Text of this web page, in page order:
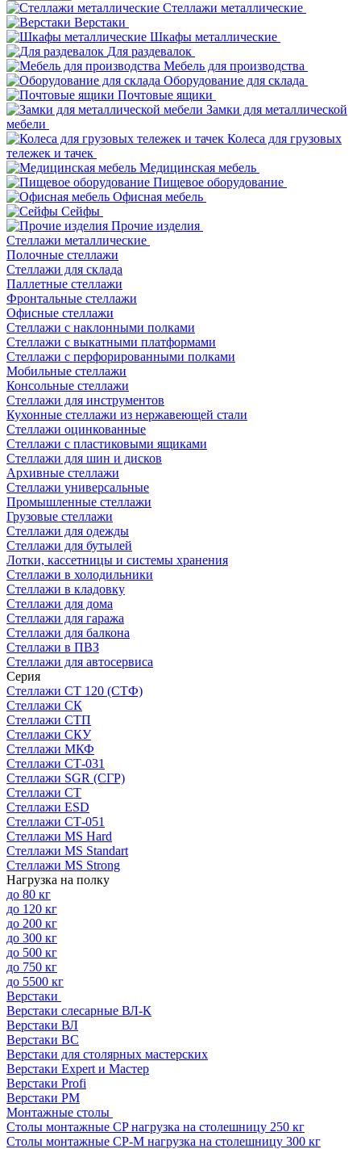
Стеллажи металлические
Верстаки
Шкафы металлические
Для раздевалок
Мебель для производства
Оборудование для склада
Почтовые ящики
Замки для металлической
мебели
Колеса для грузовых
тележек и тачек
Медицинская мебель
Пищевое оборудование
Офисная мебель
Сейфы
Прочие изделия
Стеллажи металлические
Полочные стеллажи
Стеллажи для склада
Паллетные стеллажи
Фронтальные стеллажи
Офисные стеллажи
Стеллажи с наклонными полками
Стеллажи с выкатными платформами
Стеллажи с перфорированными полками
Мобильные стеллажи
Консольные стеллажи
Стеллажи для инструментов
Кухонные стеллажи из нержавеющей стали
Стеллажи оцинкованные
Стеллажи с пластиковыми ящиками
Стеллажи для шин и дисков
Архивные стеллажи
Стеллажи универсальные
Промышленные стеллажи
Грузовые стеллажи
Стеллажи для одежды
Стеллажи для бутылей
Лотки, кассетницы и системы хранения
Стеллажи в холодильники
Стеллажи в кладовку
Стеллажи для дома
Стеллажи для гаража
Стеллажи для балкона
Стеллажи в ПВЗ
Стеллажи для автосервиса
Серия
Стеллажи СТ 120 (СТФ)
Стеллажи СК
Стеллажи СТП
Стеллажи СКУ
Стеллажи МКФ
Стеллажи СТ-031
Стеллажи SGR (СГР)
Стеллажи СТ
Стеллажи ESD
Стеллажи СТ-051
Стеллажи MS Hard
Стеллажи MS Standart
Стеллажи MS Strong
Нагрузка на полку
до 80 кг
до 120 кг
до 200 кг
до 300 кг
до 500 кг
до 750 кг
до 5500 кг
Верстаки
Верстаки слесарные ВЛ-К
Верстаки ВЛ
Верстаки ВС
Верстаки для столярных мастерских
Верстаки Expert и Мастер
Верстаки Profi
Верстаки РМ
Монтажные столы
Столы монтажные СP нагрузка на столешницу 250 кг
Столы монтажные СР-М нагрузка на столешницу 300 кг